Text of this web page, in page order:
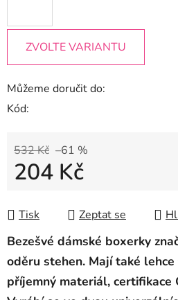
ZVOLTE VARIANTU
Můžeme doručit do:
Kód:
532 Kč –61 %
204 Kč
Tisk
Zeptat se
Bezešvé dámské boxerky
oděru stehen. Mají také
příjemný materiál, certifikace